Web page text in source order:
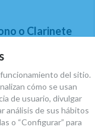
o Clarinete
LABORABLE ANTES
19,21€
21.00%IVA incluido
del sitio.
cómo se usan
de usuario, divulgar
análisis de sus hábitos
o “Configurar” para